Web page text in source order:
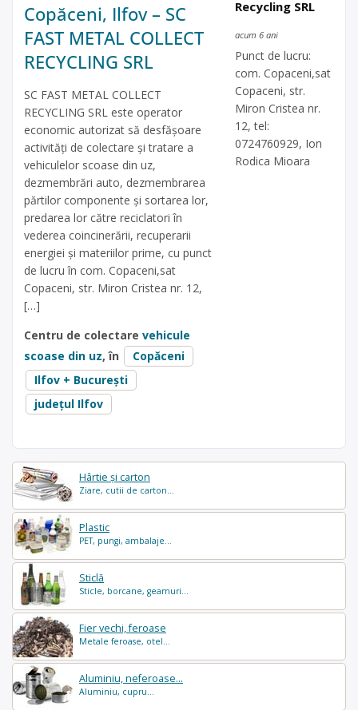
Hârtie și carton
Ziare, cutii de carton...
Plastic
PET, pungi, ambalaje...
Sticlă
Sticle, borcane, geamuri...
Fier vechi, feroase
Metale feroase, otel...
Aluminiu, neferoase...
Aluminiu, cupru...
Copăceni, Ilfov – SC
FAST METAL COLLECT
RECYCLING SRL
SC FAST METAL COLLECT
RECYCLING SRL este operator
economic autorizat să desfăşoare
activităţi de colectare şi tratare a
vehiculelor scoase din uz,
dezmembrări auto, dezmembrarea
părtilor componente și sortarea lor,
predarea lor către reciclatori în
vederea coincinerării, recuperarii
energiei și materiilor prime, cu punct
de lucru în com. Copaceni,sat
Copaceni, str. Miron Cristea nr. 12,
[…]
Centru de colectare vehicule
scoase din uz, în
Copăceni
Ilfov + București
județul Ilfov
Recycling SRL
acum 6 ani
Punct de lucru:
com. Copaceni,sat
Copaceni, str.
Miron Cristea nr.
12, tel:
0724760929, Ion
Rodica Mioara